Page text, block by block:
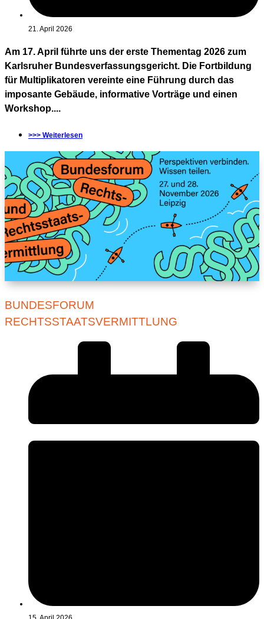
21. April 2026
Am 17. April führte uns der erste Thementag 2026 zum
Karlsruher Bundesverfassungsgericht. Die Fortbildung
für Multiplikatoren vereinte eine Führung durch das
imposante Gebäude, informative Vorträge und einen
Workshop....
>>> Weiterlesen
BUNDESFORUM
RECHTSSTAATSVERMITTLUNG